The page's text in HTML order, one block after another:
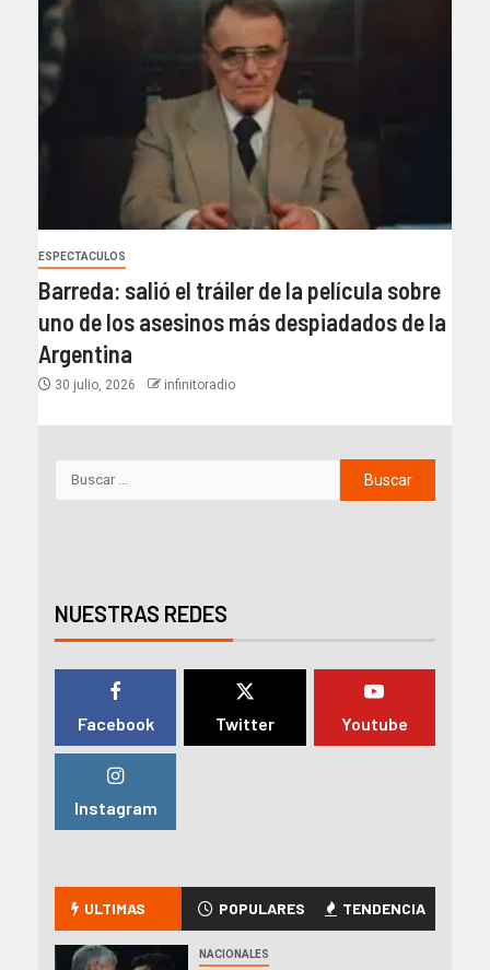
ESPECTACULOS
Barreda: salió el tráiler de la película sobre
uno de los asesinos más despiadados de la
Argentina
30 julio, 2026 infinitoradio
NUESTRAS REDES
Facebook Twitter Youtube
Instagram
ULTIMAS POPULARES TENDENCIA
NACIONALES